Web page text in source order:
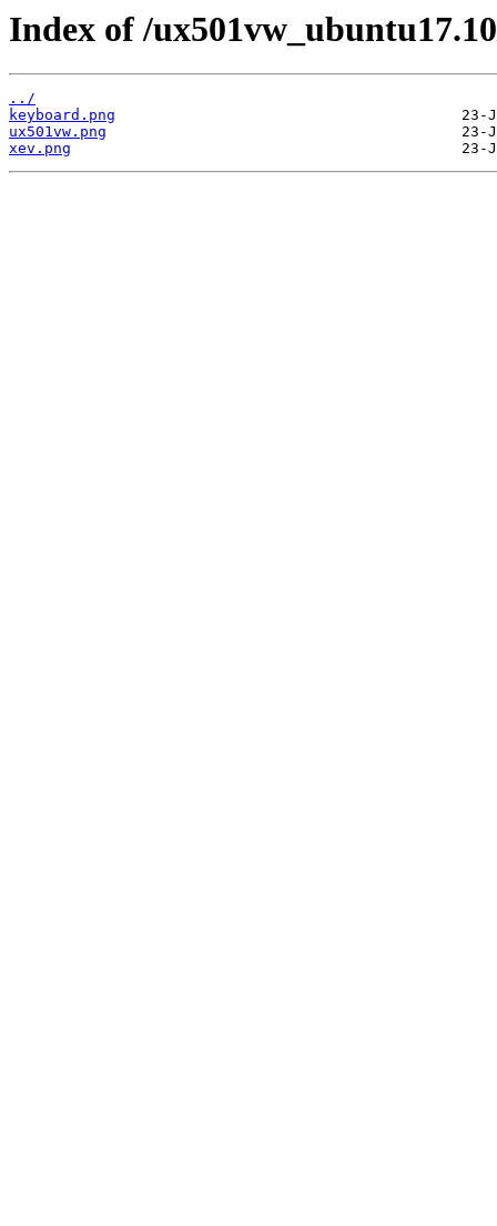
Index of /
../
keyboard.png
ux501vw.png
xev.png